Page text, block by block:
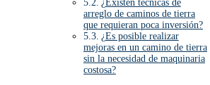
¿Existen técnicas de
arreglo de caminos de tierra
que requieran poca inversión?
¿Es posible realizar
mejoras en un camino de tierra
sin la necesidad de maquinaria
costosa?